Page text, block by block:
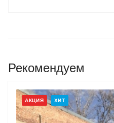
Рекомендуем
АКЦИЯ ХИТ